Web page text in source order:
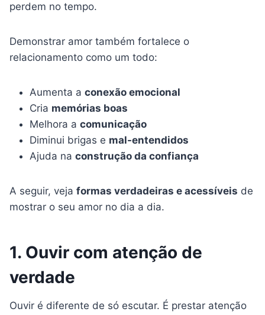
perdem no tempo.
Demonstrar amor também fortalece o
relacionamento como um todo:
Aumenta a conexão emocional
Cria memórias boas
Melhora a comunicação
Diminui brigas e mal-entendidos
Ajuda na construção da confiança
A seguir, veja formas verdadeiras e acessíveis de
mostrar o seu amor no dia a dia.
1. Ouvir com atenção de
verdade
Ouvir é diferente de só escutar. É prestar atenção